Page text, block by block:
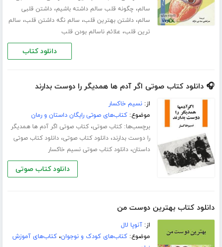
سالم، چگونه قلب سالم داشته باشیم،داشتن قلبی
سالم،داشتن بهترین قلب، سالم نگه داشتن قلب، سالم
ترین قلب، علائم ناسالم بودن قلب
دانلود کتاب
🎧 دانلود کتاب صوتی اگر آدم ها همدیگر را دوست بدارند
از:نسیم خاکسار
موضوع:کتاب‌های صوتی رایگان داستان و رمان
برچسب‌ها:کتاب صوتی،کتاب صوتی اگر آدم ها همدیگر
را دوست بدارند،دانلود کتاب صوتی،دانلود کتاب صوتی
داستان،دانلود کتاب صوتی نسیم خاکسار
دانلود کتاب صوتی
دانلود کتاب بهترین دوست من
از:آنوپا لال
موضوع:کتاب‌های کودک و نوجوان،کتاب‌های آموزش